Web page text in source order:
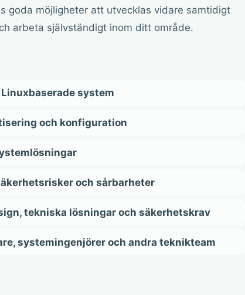
goda möjligheter att utvecklas vidare samtidigt
arbeta självständigt inom ditt område.
system
och konfiguration
och sårbarheter
tekniska lösningar och säkerhetskrav
systemingenjörer och andra teknikteam